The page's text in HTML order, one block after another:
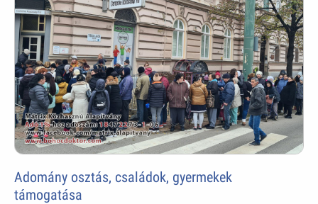
Adomány osztás, családok, gyermekek
támogatása